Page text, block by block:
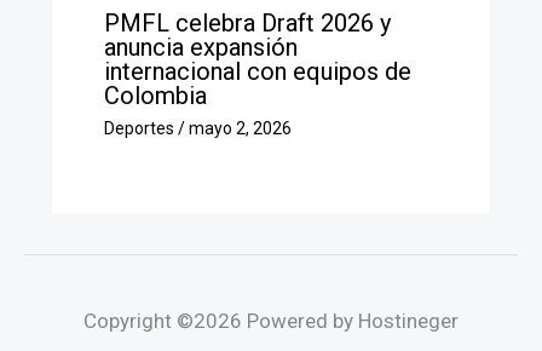
PMFL celebra Draft 2026 y
anuncia expansión
internacional con equipos de
Colombia
Deportes /mayo 2, 2026
Copyright ©2026 Powered by Hostineger